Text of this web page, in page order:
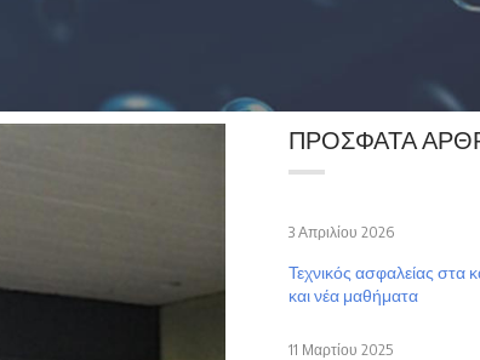
ΠΡΌΣΦΑΤΑ
Τεχνικός ασφαλείας στα
και νέα μαθήματα
3 Απριλίου 2026
11 Μαρτίου 2025